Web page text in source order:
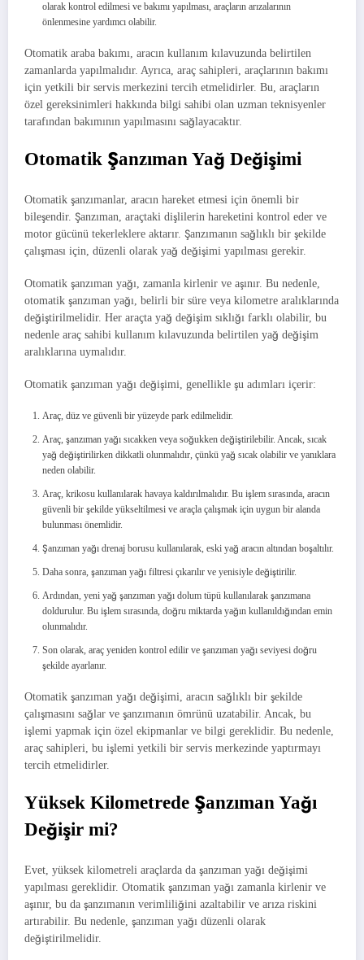
olarak kontrol edilmesi ve bakımı yapılması, araçların arızalarının
önlenmesine yardımcı olabilir.
Otomatik araba bakımı, aracın kullanım kılavuzunda belirtilen
zamanlarda yapılmalıdır. Ayrıca, araç sahipleri, araçlarının bakımı
için yetkili bir servis merkezini tercih etmelidirler. Bu, araçların
özel gereksinimleri hakkında bilgi sahibi olan uzman teknisyenler
tarafından bakımının yapılmasını sağlayacaktır.
Otomatik Şanzıman Yağ Değişimi
Otomatik şanzımanlar, aracın hareket etmesi için önemli bir
bileşendir. Şanzıman, araçtaki dişlilerin hareketini kontrol eder ve
motor gücünü tekerleklere aktarır. Şanzımanın sağlıklı bir şekilde
çalışması için, düzenli olarak yağ değişimi yapılması gerekir.
Otomatik şanzıman yağı, zamanla kirlenir ve aşınır. Bu nedenle,
otomatik şanzıman yağı, belirli bir süre veya kilometre aralıklarında
değiştirilmelidir. Her araçta yağ değişim sıklığı farklı olabilir, bu
nedenle araç sahibi kullanım kılavuzunda belirtilen yağ değişim
aralıklarına uymalıdır.
Otomatik şanzıman yağı değişimi, genellikle şu adımları içerir:
Araç, düz ve güvenli bir yüzeyde park edilmelidir.
Araç, şanzıman yağı sıcakken veya soğukken değiştirilebilir. Ancak, sıcak
yağ değiştirilirken dikkatli olunmalıdır, çünkü yağ sıcak olabilir ve yanıklara
neden olabilir.
Araç, krikosu kullanılarak havaya kaldırılmalıdır. Bu işlem sırasında, aracın
güvenli bir şekilde yükseltilmesi ve araçla çalışmak için uygun bir alanda
bulunması önemlidir.
Şanzıman yağı drenaj borusu kullanılarak, eski yağ aracın altından boşaltılır.
Daha sonra, şanzıman yağı filtresi çıkarılır ve yenisiyle değiştirilir.
Ardından, yeni yağ şanzıman yağı dolum tüpü kullanılarak şanzımana
doldurulur. Bu işlem sırasında, doğru miktarda yağın kullanıldığından emin
olunmalıdır.
Son olarak, araç yeniden kontrol edilir ve şanzıman yağı seviyesi doğru
şekilde ayarlanır.
Otomatik şanzıman yağı değişimi, aracın sağlıklı bir şekilde
çalışmasını sağlar ve şanzımanın ömrünü uzatabilir. Ancak, bu
işlemi yapmak için özel ekipmanlar ve bilgi gereklidir. Bu nedenle,
araç sahipleri, bu işlemi yetkili bir servis merkezinde yaptırmayı
tercih etmelidirler.
Yüksek Kilometrede Şanzıman Yağı
Değişir mi?
Evet, yüksek kilometreli araçlarda da şanzıman yağı değişimi
yapılması gereklidir. Otomatik şanzıman yağı zamanla kirlenir ve
aşınır, bu da şanzımanın verimliliğini azaltabilir ve arıza riskini
artırabilir. Bu nedenle, şanzıman yağı düzenli olarak
değiştirilmelidir.